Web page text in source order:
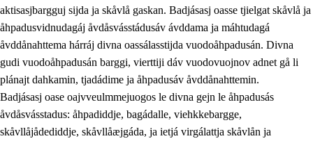
aktisasjbargguj sijda ja skåvlå gaskan. Badjásasj oasse tjielgat skåvlå ja
åhpadusvidnudagáj åvdåsvásstádusáv ávddama ja máhtudagá
åvddånahttema hárráj divna oassálasstijda vuodoåhpadusán. Divna
gudi vuodoåhpadusán barggi, vierttiji dáv vuodovuojnov adnet gå li
plánajt dahkamin, tjadádime ja åhpadusáv åvddånahttemin.
Badjásasj oase oajvveulmmejuogos le divna gejn le åhpadusás
åvdåsvásstadus: åhpadiddje, bagádalle, viehkkebargge,
skåvllåjådediddje, skåvllåæjgáda, ja ietjá virgálattja skåvlån ja